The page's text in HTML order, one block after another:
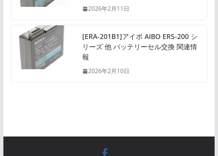
2026年2月11日
[ERA-201B1]アイボ AIBO ERS-200 シ
リーズ 他 バッテリーセル交換 関連情
報
2026年2月10日